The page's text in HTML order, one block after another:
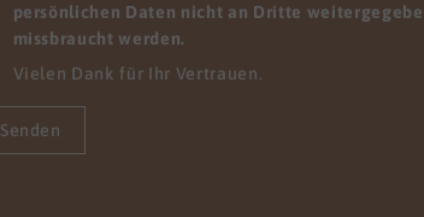
persönlichen Daten nicht an Dritte
missbraucht werden.
Vielen Dank für Ihr Vertrauen.
Senden